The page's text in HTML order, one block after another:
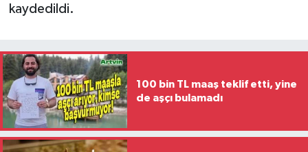
kaydedildi.
100 bin TL maaş teklif etti, yine
de aşçı bulamadı